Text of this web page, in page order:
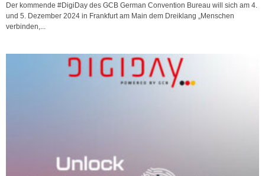
Der kommende #DigiDay des GCB German Convention Bureau will sich am 4.
und 5. Dezember 2024 in Frankfurt am Main dem Dreiklang „Menschen
verbinden,...